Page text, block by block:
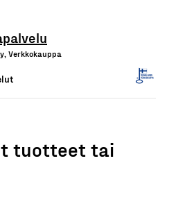
Verkkokauppa
tuotteet tai